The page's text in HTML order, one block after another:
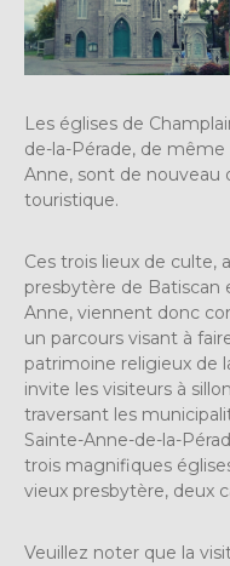
Les églises de
de-la-Pérade, de même
Anne, sont de nouveau
touristique.
Ces trois lieux de culte,
presbytère de Batiscan
Anne, viennent donc
un parcours visant à
patrimoine religieux de
invite les visiteurs à
traversant les
Sainte-Anne-de-la-
trois magnifiques
vieux presbytère, deux
Veuillez noter que la